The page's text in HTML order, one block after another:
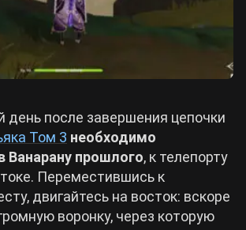
после завершения цепочки
Том 3 необходимо
Ванарану прошлого, к телепорту
Переместившись к
двигайтесь на восток: вскоре
воронку, через которую